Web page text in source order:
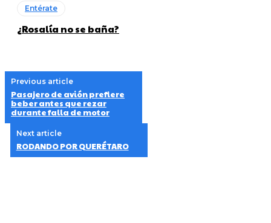
Entérate
¿Rosalía no se baña?
Previous article
Pasajero de avión prefiere
beber antes que rezar
durante falla de motor
Next article
RODANDO POR QUERÉTARO